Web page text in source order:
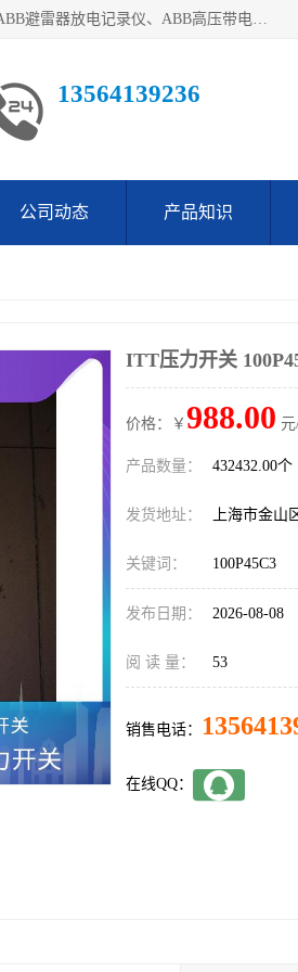
目前我们经销的优势产品主要如下：德国STOBER斯德博、伺服驱动器、电机、减速机、ABB避雷器放电记录仪、ABB高压带电指示器、模拟指示器、柜用照明灯、风机控制器、日本SSS阀门定位器；德国NORD诺德、德国SEW、ITT压力开关、ROSS、伦茨、WEST、ATOS、派克、SSS、三菱、 EVCO、 尤尼帕斯、日本三桥、三菱、威格士、KEB科比等等，品牌众多，无法一一列举！详情来电咨询
13564139236
公司动态 产品知识
ITT压力开关
价格：￥ 988.00
产品数量： 432432.00个
发货地址： 上海市金山
关键词： 100P45C3
发布日期： 2026-08-08
阅 读 量： 53
销售电话：
在线QQ：